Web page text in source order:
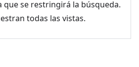
que se restringirá la búsqueda.
todas las vistas.